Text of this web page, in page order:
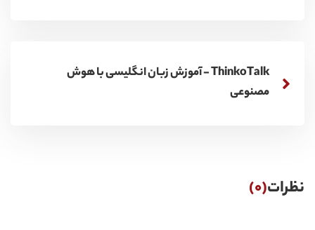
ThinkoTalk - آموزش زبان انگلیسی با هوش
مصنوعی
نظرات(0)